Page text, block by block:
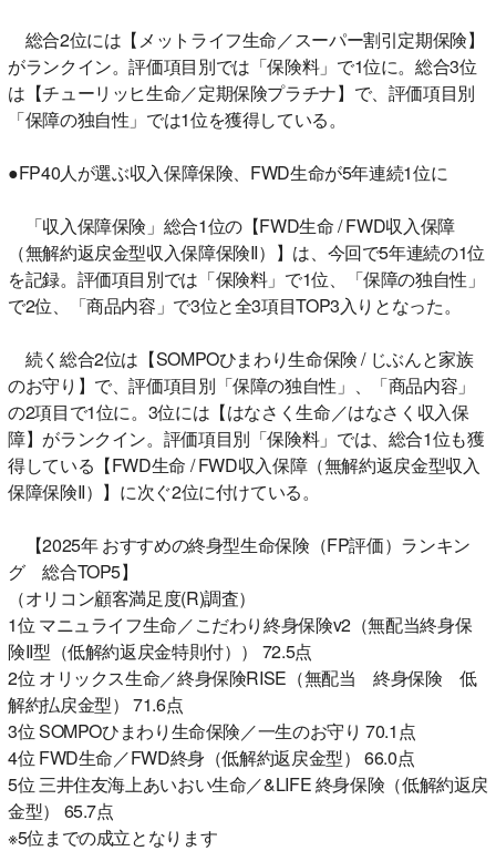
総合2位には【メットライフ生命／スーパー割引定期保険】
がランクイン。評価項目別では「保険料」で1位に。総合3位
は【チューリッヒ生命／定期保険プラチナ】で、評価項目別
「保障の独自性」では1位を獲得している。
●FP40人が選ぶ収入保障保険、FWD生命が5年連続1位に
「収入保障保険」総合1位の【FWD生命 / FWD収入保障
（無解約返戻金型収入保障保険II）】は、今回で5年連続の1位
を記録。評価項目別では「保険料」で1位、「保障の独自性」
で2位、「商品内容」で3位と全3項目TOP3入りとなった。
続く総合2位は【SOMPOひまわり生命保険 / じぶんと家族
のお守り】で、評価項目別「保障の独自性」、「商品内容」
の2項目で1位に。3位には【はなさく生命／はなさく収入保
障】がランクイン。評価項目別「保険料」では、総合1位も獲
得している【FWD生命 / FWD収入保障（無解約返戻金型収入
保障保険II）】に次ぐ2位に付けている。
【2025年 おすすめの終身型生命保険（FP評価）ランキン
グ 総合TOP5】
（オリコン顧客満足度(R)調査）
1位 マニュライフ生命／こだわり終身保険v2（無配当終身保
険II型（低解約返戻金特則付）） 72.5点
2位 オリックス生命／終身保険RISE（無配当 終身保険 低
解約払戻金型） 71.6点
3位 SOMPOひまわり生命保険／一生のお守り 70.1点
4位 FWD生命／FWD終身（低解約返戻金型） 66.0点
5位 三井住友海上あいおい生命／&LIFE 終身保険（低解約返戻
金型） 65.7点
※5位までの成立となります